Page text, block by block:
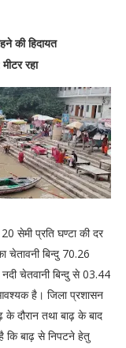
की हिदायत
रहा
सेमी प्रति घण्टा की दर
चेतावनी बिन्दु 70.26
चेतवानी बिन्दु से 03.44
आवश्यक है। जिला प्रशासन
दौरान तथा बाढ़ के बाद
कि बाढ़ से निपटने हेतु